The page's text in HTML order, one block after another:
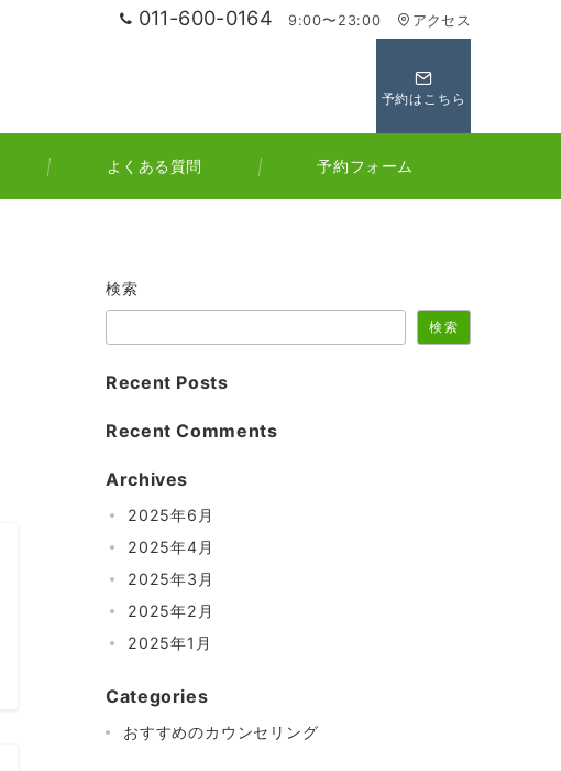
011-600-0164 9:00〜23:00 アクセス
予約はこちら
よくある質問 予約フォーム
検索
検索
Recent Posts
Recent Comments
Archives
2025年6月
2025年4月
2025年3月
2025年2月
2025年1月
Categories
おすすめのカウンセリング